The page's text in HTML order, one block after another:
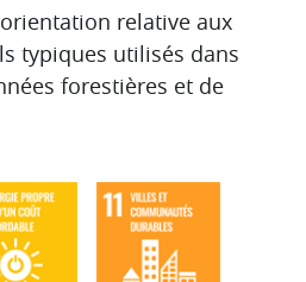
relative aux
typiques utilisés dans
forestières et de